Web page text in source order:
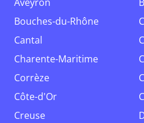
Bouches-du-Rhône
Cantal
Charente-Maritime
Corrèze
Côte-d'Or
Creuse